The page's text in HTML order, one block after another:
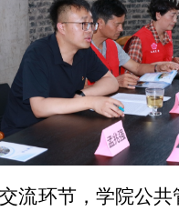
流环节，学院公共